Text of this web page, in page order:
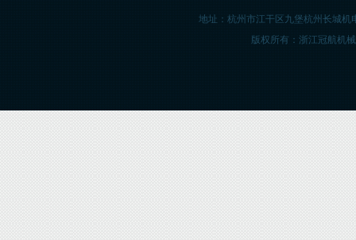
地址：杭州市江干区九堡杭州长城机
版权所有：浙江冠航机